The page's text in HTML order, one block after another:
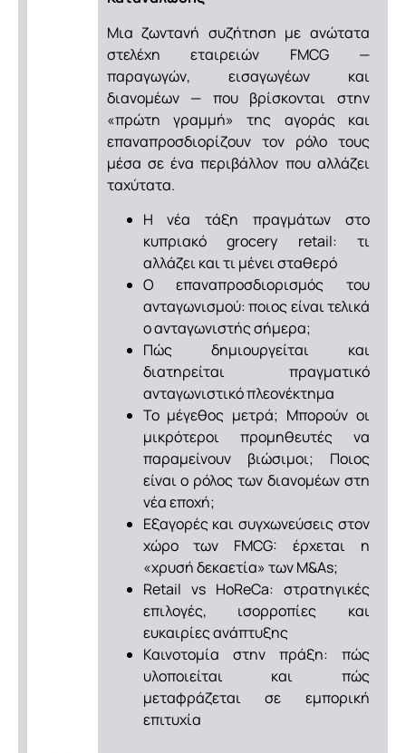
Μια ζωντανή συζήτηση με ανώτατα
στελέχη εταιρειών FMCG —
παραγωγών, εισαγωγέων και
διανομέων — που βρίσκονται στην
«πρώτη γραμμή» της αγοράς και
επαναπροσδιορίζουν τον ρόλο τους
μέσα σε ένα περιβάλλον που αλλάζει
ταχύτατα.
Η νέα τάξη πραγμάτων στο
κυπριακό grocery retail: τι
αλλάζει και τι μένει σταθερό
Ο επαναπροσδιορισμός του
ανταγωνισμού: ποιος είναι τελικά
ο ανταγωνιστής σήμερα;
Πώς δημιουργείται και
διατηρείται πραγματικό
ανταγωνιστικό πλεονέκτημα
Το μέγεθος μετρά; Μπορούν οι
μικρότεροι προμηθευτές να
παραμείνουν βιώσιμοι; Ποιος
είναι ο ρόλος των διανομέων στη
νέα εποχή;
Εξαγορές και συγχωνεύσεις στον
χώρο των FMCG: έρχεται η
«χρυσή δεκαετία» των M&As;
Retail vs HoReCa: στρατηγικές
επιλογές, ισορροπίες και
ευκαιρίες ανάπτυξης
Καινοτομία στην πράξη: πώς
υλοποιείται και πώς
μεταφράζεται σε εμπορική
επιτυχία